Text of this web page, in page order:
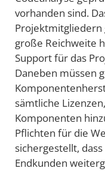
vorhanden sind.
Projektmitgliedern
große Reichweite
Support für das
Daneben müssen
sämtliche
Komponenten
Pflichten für die
sichergestellt,
Endkunden